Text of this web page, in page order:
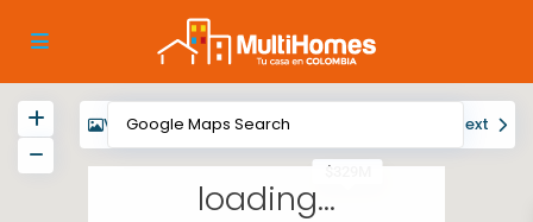
$329M
loading...
View My Location Next